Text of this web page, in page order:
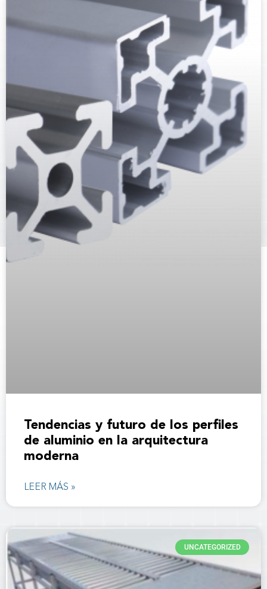
Tendencias y futuro de los perfiles
de aluminio en la arquitectura
moderna
LEER MÁS »
UNCATEGORIZED